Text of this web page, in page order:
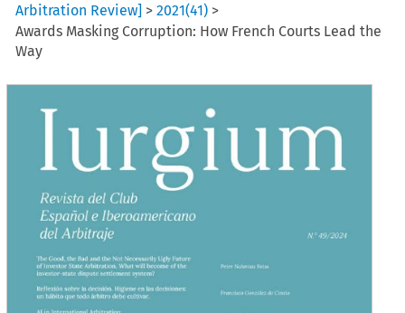
Arbitration Review] >2021(41) >
Awards Masking Corruption: How French Courts Lead the
Way